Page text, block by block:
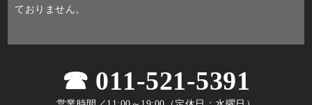
ておりません。
011-521-5391